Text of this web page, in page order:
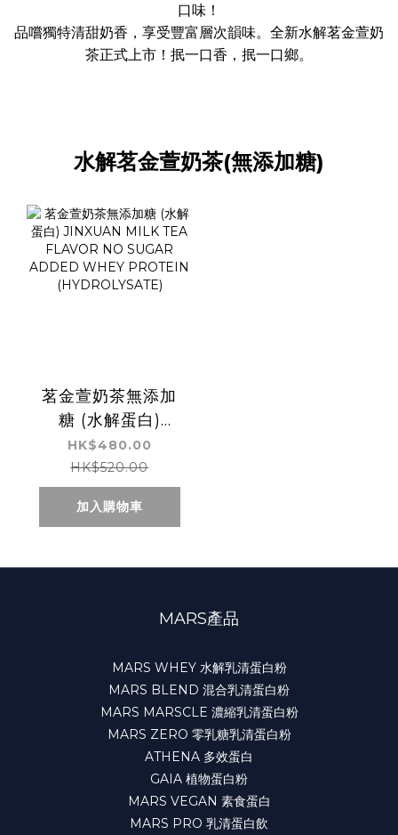
口味！
品嚐獨特清甜奶香，享受豐富層次韻味。全新水解茗金萱奶
茶正式上市！抿一口香，抿一口鄉。
水解茗金萱奶茶(無添加糖)
茗金萱奶茶無添加
糖 (水解蛋白)
JINXUAN MILK
TEA FLAVOR NO
SUGAR ADDED
WHEY PROTEIN
HK$480.00
HK$520.00
加入購物車
MARS產品
MARS WHEY 水解乳清蛋白粉
MARS BLEND 混合乳清蛋白粉
MARS MARSCLE 濃縮乳清蛋白粉
MARS ZERO 零乳糖乳清蛋白粉
ATHENA 多效蛋白
GAIA 植物蛋白粉
MARS VEGAN 素食蛋白
MARS PRO 乳清蛋白飲